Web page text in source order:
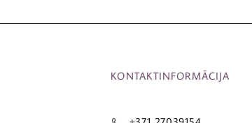
KONTAKTINFORMĀCIJA